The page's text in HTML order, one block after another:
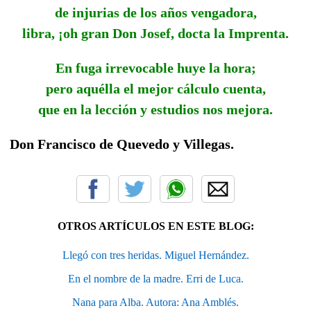
de injurias de los años vengadora,
libra, ¡oh gran Don Josef, docta la Imprenta.
En fuga irrevocable huye la hora;
pero aquélla el mejor cálculo cuenta,
que en la lección y estudios nos mejora.
Don Francisco de Quevedo y Villegas.
OTROS ARTÍCULOS EN ESTE BLOG:
Llegó con tres heridas. Miguel Hernández.
En el nombre de la madre. Erri de Luca.
Nana para Alba. Autora: Ana Amblés.